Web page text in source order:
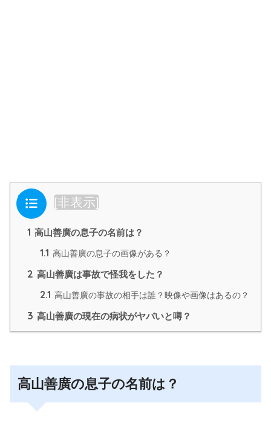
目次 [非表示]
1 高山善廣の息子の名前は？
1.1 高山善廣の息子の画像がある？
2 高山善廣は事故で怪我をした？
2.1 高山善廣の事故の相手は誰？映像や画像はあるの？
3 高山善廣の現在の病状がヤバいと噂？
高山善廣の息子の名前は？